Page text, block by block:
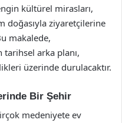
kültürel mirasları,
doğasıyla ziyaretçilerine
makalede,
arka planı,
üzerinde durulacaktır.
Bir Şehir
medeniyete ev